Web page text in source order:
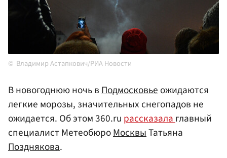
Владимир Астапкович/РИА Новости
В новогоднюю ночь вПодмосковьеожидаются
легкие морозы, значительных снегопадов не
ожидается. Об этом 360.ru рассказалаглавный
специалист МетеобюроМосквыТатьяна
Позднякова.